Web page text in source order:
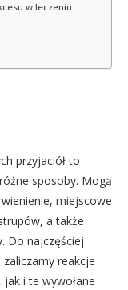
w leczeniu
przyjaciół to
sposoby. Mogą
miejscowe
a także
Do najczęściej
reakcje
i te wywołane